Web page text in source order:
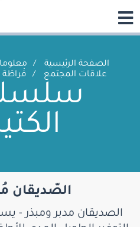
الصفحة الرئيسية
علاقات المجتمع
فْراطَة
الصّديقان
الصديقان مدبر ومبذر -